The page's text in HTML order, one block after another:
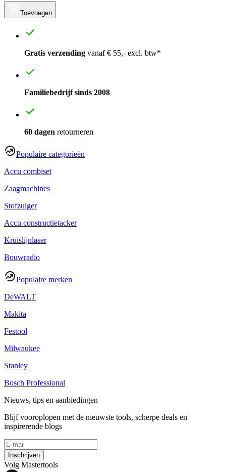
Toevoegen
Gratis verzending vanaf € 55,- excl. btw*
Familiebedrijf sinds 2008
60 dagen retourneren
Populaire categorieën
Accu combiset
Zaagmachines
Stofzuiger
Accu constructietacker
Kruislijnlaser
Bouwradio
Populaire merken
DeWALT
Makita
Festool
Milwaukee
Stanley
Bosch Professional
Nieuws, tips en aanbiedingen
Blijf vooroplopen met de nieuwste tools, scherpe deals en
inspirerende blogs
Inschrijven
Volg Mastertools